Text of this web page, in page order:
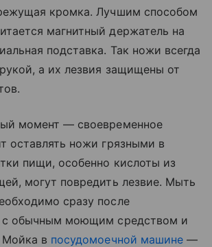
кромка. Лучшим способом
магнитный держатель на
подставка. Так ножи всегда
а их лезвия защищены от
момент — своевременное
оставлять ножи грязными в
пищи, особенно кислоты из
могут повредить лезвие. Мыть
сразу после
с обычным моющим средством и
Мойка в посудомоечной машине —